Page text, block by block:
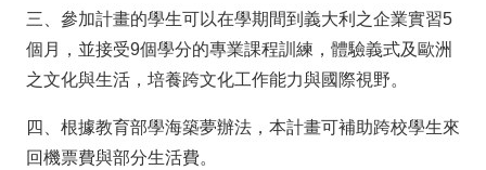
三、參加計畫的學生可以在學期間到義大利之企業實習5
個月，並接受9個學分的專業課程訓練，體驗義式及歐洲
之文化與生活，培養跨文化工作能力與國際視野。
四、根據教育部學海築夢辦法，本計畫可補助跨校學生來
回機票費與部分生活費。